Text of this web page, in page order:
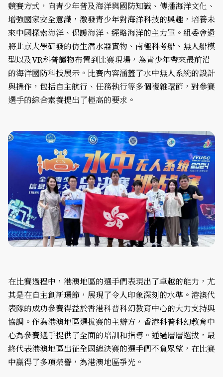
競賽方式，向青少年普及海洋與國防知識、傳播海洋文化、
增強國家安全意識，激發青少年對海洋科技的興趣，培養未
來中國探索海洋、保護海洋、經略海洋的主力軍。組委會還
將北京大學研發的仿生潛水器實物、南極科考船、無人船模
型以及VR科普讀物布置到比賽現場，為青少年帶來最前沿
的海洋國防科技展示。比賽內容涵蓋了水中無人系統的設計
與操作，包括自主航行、任務執行等多個複雜環節，對參賽
選手的綜合素養提出了極高的要求。
在比賽過程中，港澳地區的選手們表現出了卓越的能力，尤
其是在自主創新環節，展現了令人印象深刻的水準。港澳代
表隊的成功參賽得益於香港科普科幻教育中心的大力支持與
協調。作為港澳地區選拔賽的主辦方，香港科普科幻教育中
心為參賽選手提供了全面的培訓和指導。通過層層選拔，最
終代表港澳地區出征全國總決賽的選手們不負眾望，在比賽
中贏得了多項榮譽，為港澳地區爭光。